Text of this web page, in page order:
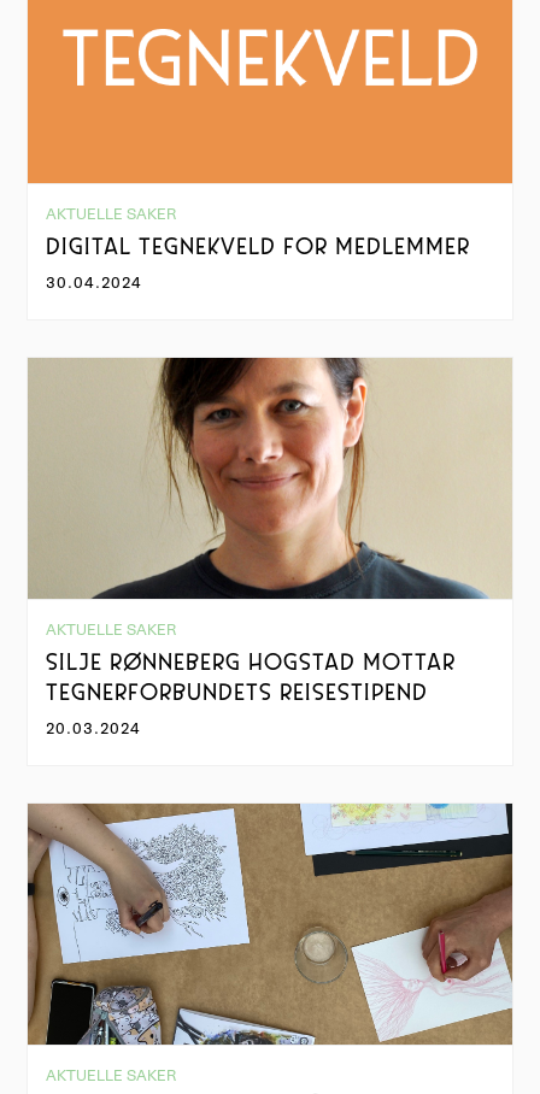
AKTUELLE SAKER
DIGITAL TEGNEKVELD FOR MEDLEMMER
30.04.2024
AKTUELLE SAKER
SILJE RØNNEBERG HOGSTAD MOTTAR
TEGNERFORBUNDETS REISESTIPEND
20.03.2024
AKTUELLE SAKER